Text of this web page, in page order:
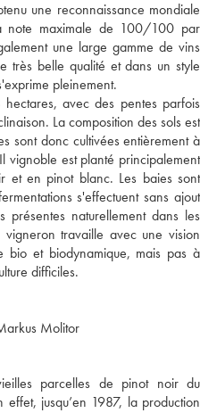
une reconnaissance mondiale
note maximale de 100/100 par
une large gamme de vins
très belle qualité et dans un style
pleinement.
avec des pentes parfois
La composition des sols est
sont donc cultivées entièrement à
vignoble est planté principalement
et en pinot blanc. Les baies sont
s'effectuent sans ajout
naturellement dans les
travaille avec une vision
bio et biodynamique, mais pas à
difficiles.
Molitor
parcelles de pinot noir du
jusqu’en 1987, la production